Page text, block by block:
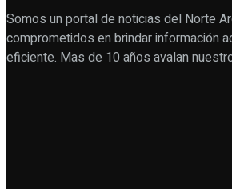
Somos un portal de noticias del Norte
comprometidos en brindar información
eficiente. Mas de 10 años avalan